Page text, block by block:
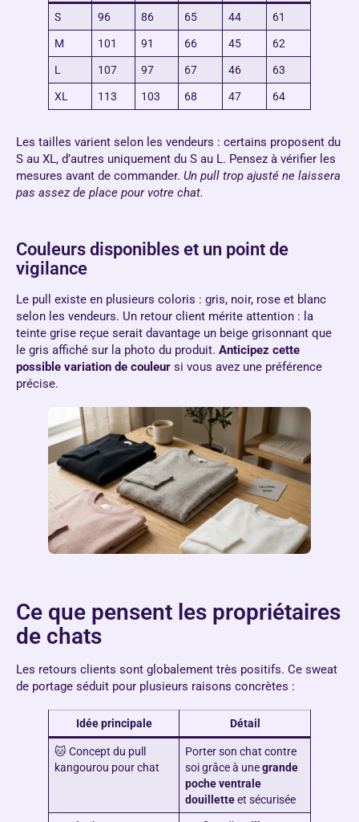
S 96 86 65 44 61
M 101 91 66 45 62
L 107 97 67 46 63
XL 113 103 68 47 64
Les tailles varient selon les vendeurs : certains proposent du
S au XL, d’autres uniquement du S au L. Pensez à vérifier les
mesures avant de commander. Un pull trop ajusté ne laissera
pas assez de place pour votre chat.
Couleurs disponibles et un point de
vigilance
Le pull existe en plusieurs coloris : gris, noir, rose et blanc
selon les vendeurs. Un retour client mérite attention : la
teinte grise reçue serait davantage un beige grisonnant que
le gris affiché sur la photo du produit. Anticipez cette
possible variation de couleur si vous avez une préférence
précise.
Ce que pensent les propriétaires
de chats
Les retours clients sont globalement très positifs. Ce sweat
de portage séduit pour plusieurs raisons concrètes :
Idée principale Détail
🐱 Concept du pull
kangourou pour chat
Porter son chat contre
soi grâce à unegrande
poche ventrale
douilletteet sécurisée